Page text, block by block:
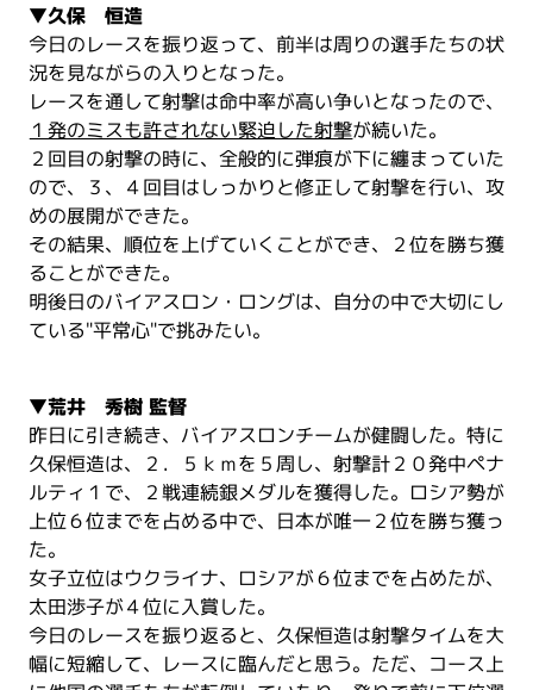
▼久保 恒造
今日のレースを振り返って、前半は周りの選手たちの状
況を見ながらの入りとなった。
レースを通して射撃は命中率が高い争いとなったので、
１発のミスも許されない緊迫した射撃が続いた。
２回目の射撃の時に、全般的に弾痕が下に纏まっていた
ので、３、４回目はしっかりと修正して射撃を行い、攻
めの展開ができた。
その結果、順位を上げていくことができ、２位を勝ち獲
ることができた。
明後日のバイアスロン・ロングは、自分の中で大切にし
ている"平常心"で挑みたい。
▼荒井 秀樹 監督
昨日に引き続き、バイアスロンチームが健闘した。特に
久保恒造は、２．５ｋｍを５周し、射撃計２０発中ペナ
ルティ１で、２戦連続銀メダルを獲得した。ロシア勢が
上位６位までを占める中で、日本が唯一２位を勝ち獲っ
た。
女子立位はウクライナ、ロシアが６位までを占めたが、
太田渉子が４位に入賞した。
今日のレースを振り返ると、久保恒造は射撃タイムを大
幅に短縮して、レースに臨んだと思う。ただ、コース上